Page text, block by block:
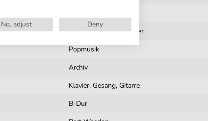
Gesang,Gitarre,Klavier
Popmusik
Archiv
Klavier, Gesang, Gitarre
B-Dur
No, adjust Deny